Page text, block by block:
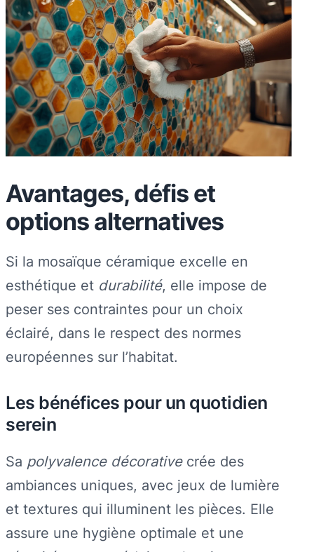
Avantages, défis et
options alternatives
Si la mosaïque céramique excelle en
esthétique et durabilité, elle impose de
peser ses contraintes pour un choix
éclairé, dans le respect des normes
européennes sur l’habitat.
Les bénéfices pour un quotidien
serein
Sa polyvalence décorativecrée des
ambiances uniques, avec jeux de lumière
et textures qui illuminent les pièces. Elle
assure une hygiène optimale et une